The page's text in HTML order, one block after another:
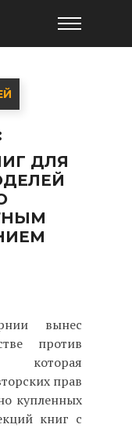
ДЛЯ
вынес
против
которая
прав
купленных
книг с